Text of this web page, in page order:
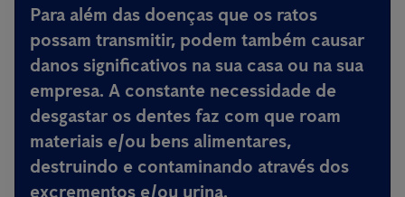
Para além das doenças que os ratos
possam transmitir, podem também causar
danos significativos na sua casa ou na sua
empresa. A constante necessidade de
desgastar os dentes faz com que roam
materiais e/ou bens alimentares,
destruindo e contaminando através dos
excrementos e/ou urina.